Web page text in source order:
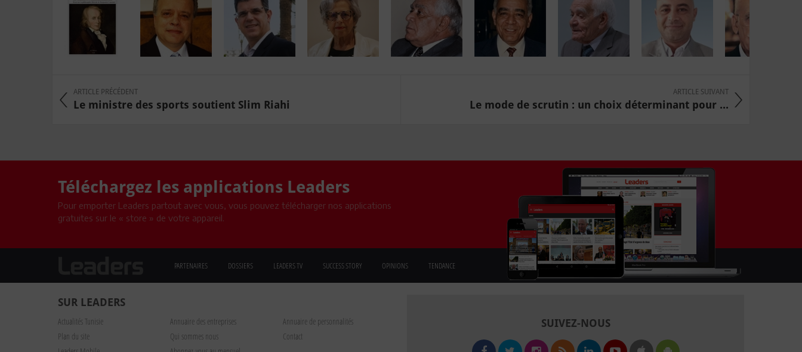
ARTICLE PRÉCÉDENT
Le ministre des sports soutient Slim Riahi
ARTICLE SUIVANT
Le mode de scrutin : un choix déterminant pour ...
Téléchargez les applications Leaders
Pour emporter Leaders partout avec vous, vous pouvez télécharger nos applications
gratuites sur le « store » de votre appareil.
PARTENAIRES DOSSIERS LEADERS TV SUCCESS STORY OPINIONS TENDANCE
SUR LEADERS
Actualités Tunisie Annuaire des entreprises
Annuaire de personnalités
Plan du site
Qui sommes nous
Contact
SUIVEZ-NOUS